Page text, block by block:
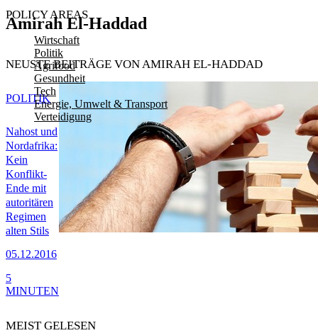
POLICY AREAS
Wirtschaft
Politik
Agrifood
Gesundheit
Tech
Energie, Umwelt & Transport
Verteidigung
Amirah El-Haddad
NEUSTE BEITRÄGE VON AMIRAH EL-HADDAD
Nahost und
Nordafrika:
Kein
Konflikt-
Ende mit
autoritären
Regimen
alten Stils
05.12.2016
POLITIK
5
MINUTEN
MEIST GELESEN